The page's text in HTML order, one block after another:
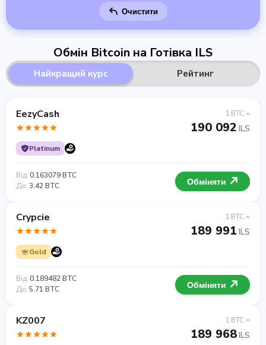
Очистити
Обмін Bitcoin на Готівка ILS
Найкращий курс Рейтинг
EezyCash
Platinum
1 BTC =
190 092 ILS
Від 0.163079 BTC
До 3.42 BTC Обміняти
Crypcie
Gold
1 BTC =
189 991 ILS
Від 0.189482 BTC
До 5.71 BTC Обміняти
KZ007 1 BTC =
189 968ILS